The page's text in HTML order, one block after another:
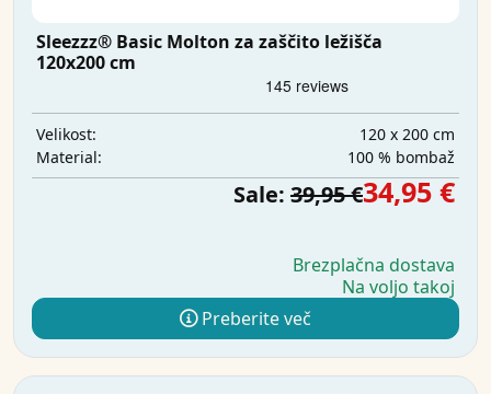
Sleezzz® Basic Molton za zaščito ležišča
120x200 cm
Velikost:
120 x 200 cm
Material:
100 % bombaž
Sale: 39,95 €34,95 €
Brezplačna dostava
Na voljo takoj
Preberite več